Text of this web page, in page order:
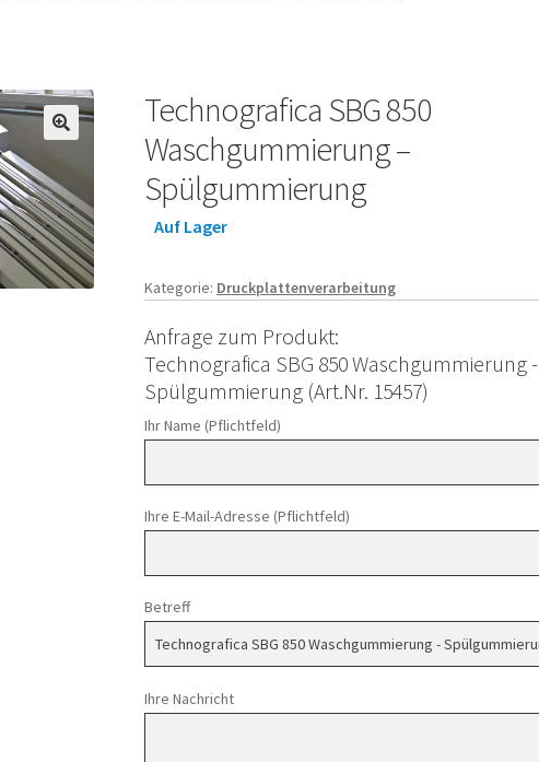
Technografica SBG 850
Waschgummierung –
Spülgummierung
Auf Lager
Kategorie: Druckplattenverarbeitung
Anfrage zum Produkt:
Technografica SBG 850 Waschgummierung -
Spülgummierung (Art.Nr. 15457)
Ihr Name (Pflichtfeld)
Ihre E-Mail-Adresse (Pflichtfeld)
Betreff
Ihre Nachricht